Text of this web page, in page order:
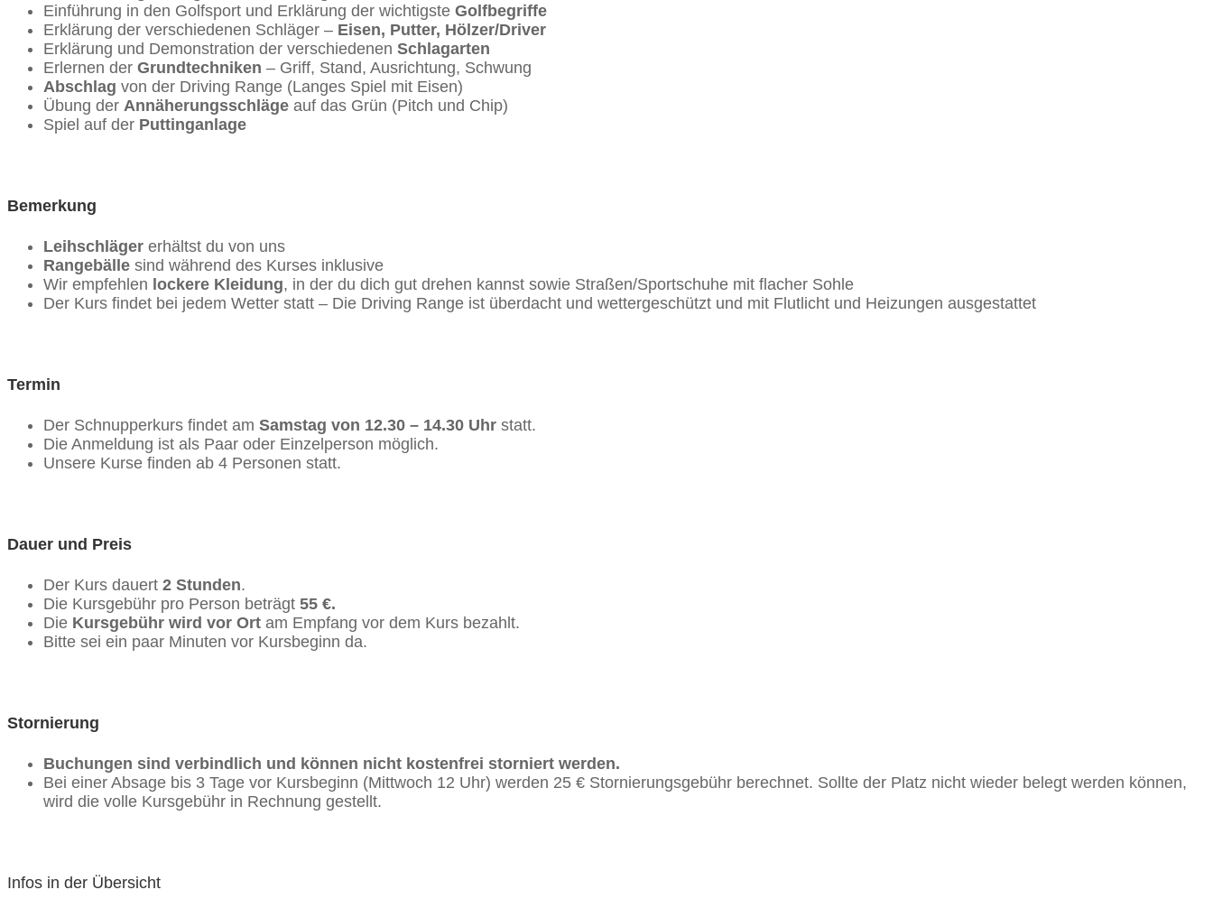
Einführung in den Golfsport und Erklärung der wichtigste Golfbegriffe
Erklärung der verschiedenen Schläger – Eisen, Putter, Hölzer/Driver
Erklärung und Demonstration der verschiedenen Schlagarten
Erlernen der Grundtechniken – Griff, Stand, Ausrichtung, Schwung
Abschlag von der Driving Range (Langes Spiel mit Eisen)
Übung der Annäherungsschläge auf das Grün (Pitch und Chip)
Spiel auf der Puttinganlage
Bemerkung
Leihschläger erhältst du von uns
Rangebälle sind während des Kurses inklusive
Wir empfehlen lockere Kleidung, in der du dich gut drehen kannst sowie Straßen/Sportschuhe mit flacher Sohle
Der Kurs findet bei jedem Wetter statt – Die Driving Range ist überdacht und wettergeschützt und mit Flutlicht und Heizungen ausgestattet
Termin
Der Schnupperkurs findet am Samstag von 12.30 – 14.30 Uhr statt.
Die Anmeldung ist als Paar oder Einzelperson möglich.
Unsere Kurse finden ab 4 Personen statt.
Dauer und Preis
Der Kurs dauert 2 Stunden.
Die Kursgebühr pro Person beträgt 55 €.
Die Kursgebühr wird vor Ort am Empfang vor dem Kurs bezahlt.
Bitte sei ein paar Minuten vor Kursbeginn da.
Stornierung
Buchungen sind verbindlich und können nicht kostenfrei storniert werden.
Bei einer Absage bis 3 Tage vor Kursbeginn (Mittwoch 12 Uhr) werden 25 € Stornierungsgebühr berechnet. Sollte der Platz nicht wieder belegt werden können,
wird die volle Kursgebühr in Rechnung gestellt.
Infos in der Übersicht